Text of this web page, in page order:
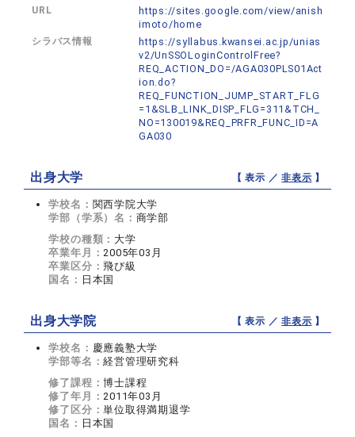
URL
https://sites.google.com/view/anish
imoto/home
シラバス情報
https://syllabus.kwansei.ac.jp/unias
v2/UnSSOLoginControlFree?
REQ_ACTION_DO=/AGA030PLS01Act
ion.do?
REQ_FUNCTION_JUMP_START_FLG
=1&SLB_LINK_DISP_FLG=311&TCH_
NO=130019&REQ_PRFR_FUNC_ID=A
GA030
出身大学 【 表示 ／非表示 】
学校名： 関西学院大学
学部（学系）名： 商学部
学校の種類： 大学
卒業年月： 2005年03月
卒業区分：飛び級
国名： 日本国
出身大学院 【 表示 ／非表示 】
学校名： 慶應義塾大学
学部等名：経営管理研究科
修了課程：博士課程
修了年月： 2011年03月
修了区分：単位取得満期退学
国名： 日本国